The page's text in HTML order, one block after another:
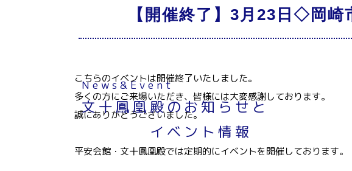
News&Event
文十鳳凰殿のお知らせと
イベント情報
【開催終了】3月23日◇岡
こちらのイベントは開催終了いたしました。
多くの方にご来場いただき、皆様には大変感謝しております。
誠にありがとうございました。
平安会館・文十鳳凰殿では定期的にイベントを開催しております。